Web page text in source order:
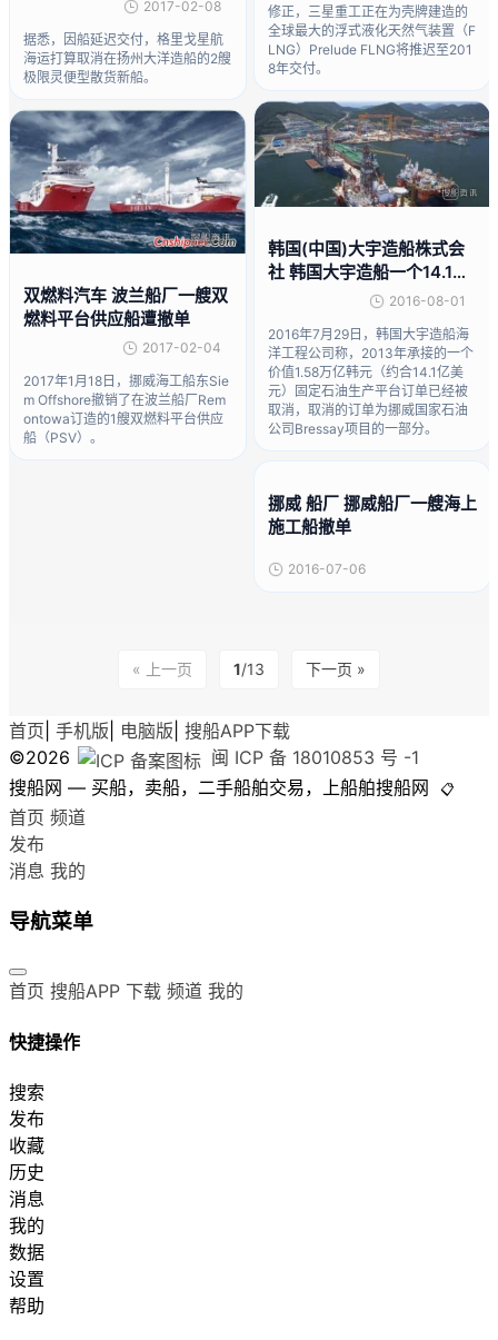
2017-02-08
据悉，因船延迟交付，格里戈星航
海运打算取消在扬州大洋造船的2艘
极限灵便型散货新船。
双燃料汽车 波兰船厂一艘双
燃料平台供应船遭撤单
2017-02-04
2017年1月18日，挪威海工船东Sie
m Offshore撤销了在波兰船厂Rem
ontowa订造的1艘双燃料平台供应
船（PSV）。
修正，三星重工正在为壳牌建造的
全球最大的浮式液化天然气装置（F
LNG）Prelude FLNG将推迟至201
8年交付。
韩国(中国)大宇造船株式会
社 韩国大宇造船一个14.1亿
美元石油生产平台订单遭撤
2016-08-01
2016年7月29日，韩国大宇造船海
洋工程公司称，2013年承接的一个
价值1.58万亿韩元（约合14.1亿美
元）固定石油生产平台订单已经被
取消，取消的订单为挪威国家石油
公司Bressay项目的一部分。
挪威 船厂 挪威船厂一艘海上
施工船撤单
2016-07-06
« 上一页 1/13 下一页 »
首页 手机版 电脑版 搜船APP下载
©2026
闽 ICP 备 18010853 号 -1
搜船网 — 买船，卖船，二手船舶交易，上船舶搜船网
📋
首页 频道
发布
消息 我的
导航菜单
首页 搜船APP 下载 频道 我的
快捷操作
搜索
发布
收藏
历史
消息
我的
数据
设置
帮助